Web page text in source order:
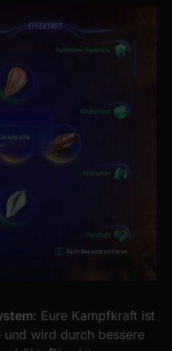
: Eure Kampfkraft ist
wird durch bessere